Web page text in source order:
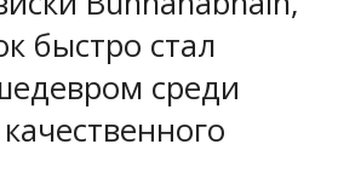
быстро стал
среди